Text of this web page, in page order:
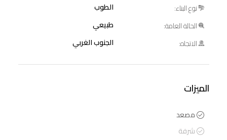
نوع البناء:
الطوب
الحالة العامة:
طبيعي
الاتجاه:
الجنوب الغربي
الميزات
مصعد
شرفة